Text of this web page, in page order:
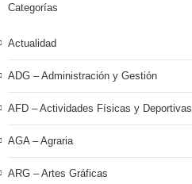
Categorías
Actualidad
ADG – Administración y Gestión
AFD – Actividades Físicas y Deportivas
AGA – Agraria
ARG – Artes Gráficas